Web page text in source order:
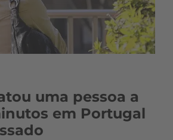
uma pessoa a
em Portugal